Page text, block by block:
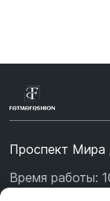
Проспект Мира
Время работы: